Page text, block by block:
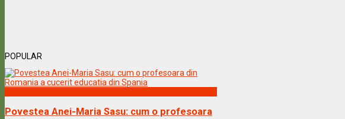
POPULAR
Povestea Anei-Maria Sasu: cum o profesoara